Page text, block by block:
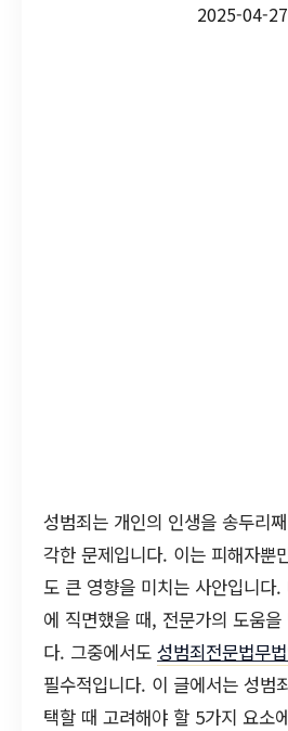
2025-04-27
성범죄는 개인의 인생을 송두리
각한 문제입니다. 이는 피해자뿐
도 큰 영향을 미치는 사안입니다
에 직면했을 때, 전문가의 도움
다. 그중에서도 성범죄전문법무
필수적입니다. 이 글에서는 성범
택할 때 고려해야 할 5가지 요소